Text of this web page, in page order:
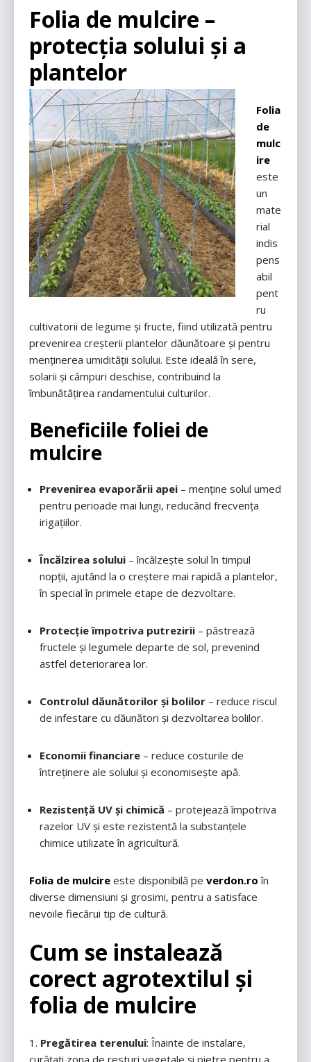
Folia de mulcire –
protecția solului și a
plantelor
Folia
de
mulc
ire
este
un
mate
rial
indis
pens
abil
pent
ru
cultivatorii de legume și fructe, fiind utilizată pentru
prevenirea creșterii plantelor dăunătoare și pentru
menținerea umidității solului. Este ideală în sere,
solarii și câmpuri deschise, contribuind la
îmbunătățirea randamentului culturilor.
Beneficiile foliei de
mulcire
Prevenirea evaporării apei – menține solul umed
pentru perioade mai lungi, reducând frecvența
irigațiilor.
Încălzirea solului – încălzește solul în timpul
nopții, ajutând la o creștere mai rapidă a plantelor,
în special în primele etape de dezvoltare.
Protecție împotriva putrezirii – păstrează
fructele și legumele departe de sol, prevenind
astfel deteriorarea lor.
Controlul dăunătorilor și bolilor – reduce riscul
de infestare cu dăunători și dezvoltarea bolilor.
Economii financiare – reduce costurile de
întreținere ale solului și economisește apă.
Rezistență UV și chimică – protejează împotriva
razelor UV și este rezistentă la substanțele
chimice utilizate în agricultură.
Folia de mulcire este disponibilă pe verdon.ro în
diverse dimensiuni și grosimi, pentru a satisface
nevoile fiecărui tip de cultură.
Cum se instalează
corect agrotextilul și
folia de mulcire
Pregătirea terenului: Înainte de instalare,